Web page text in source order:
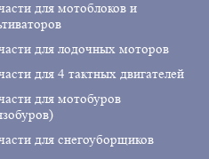
для мотоблоков и
для лодочных моторов
для 4 тактных двигателей
для мотобуров
для снегоуборщиков